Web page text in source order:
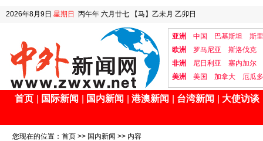
2026年8月9日 星期日 丙午年 六月廿七 【马】乙未月 乙卯日
亚洲 中国 巴基斯坦
斯
欧洲
罗马尼亚
斯洛伐克
非洲
尼日利亚
塞内加尔
美洲
美国 加拿大 厄瓜
首页 国际新闻 国内新闻 港澳新闻 台湾新闻 大使访谈
您现在的位置： 首页 >> 国内新闻 >> 内容